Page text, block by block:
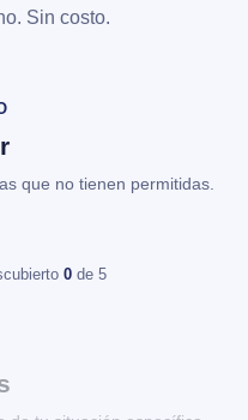
Sin costo.
que no tienen permitidas.
0 de 5